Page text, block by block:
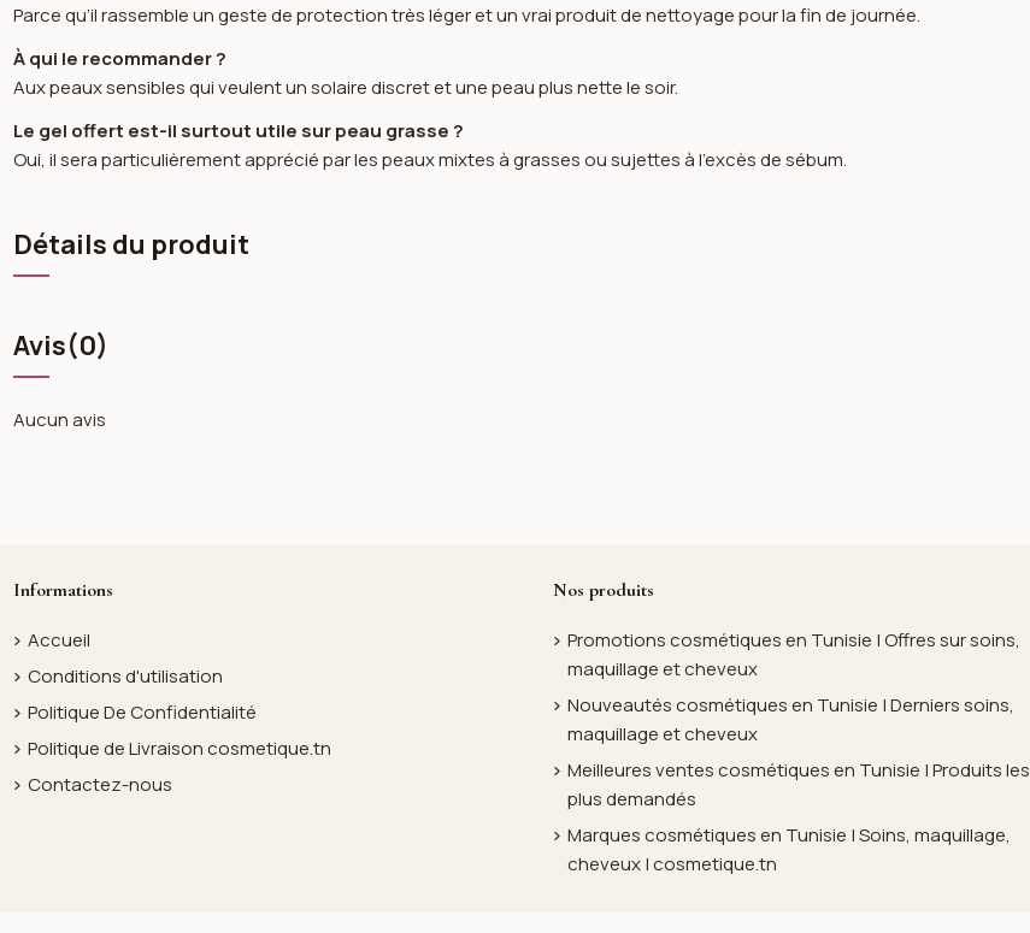
Parce qu’il rassemble un geste de protection très léger et un vrai produit de nettoyage pour la fin de journée.
À qui le recommander ?
Aux peaux sensibles qui veulent un solaire discret et une peau plus nette le soir.
Le gel offert est-il surtout utile sur peau grasse ?
Oui, il sera particulièrement apprécié par les peaux mixtes à grasses ou sujettes à l’excès de sébum.
Détails du produit
Avis(0)
Aucun avis
Informations
Accueil
Conditions d'utilisation
Politique De Confidentialité
Politique de Livraison cosmetique.tn
Contactez-nous
Nos produits
Promotions cosmétiques en Tunisie | Offres sur soins,
maquillage et cheveux
Nouveautés cosmétiques en Tunisie | Derniers soins,
maquillage et cheveux
Meilleures ventes cosmétiques en Tunisie | Produits les
plus demandés
Marques cosmétiques en Tunisie | Soins, maquillage,
cheveux | cosmetique.tn